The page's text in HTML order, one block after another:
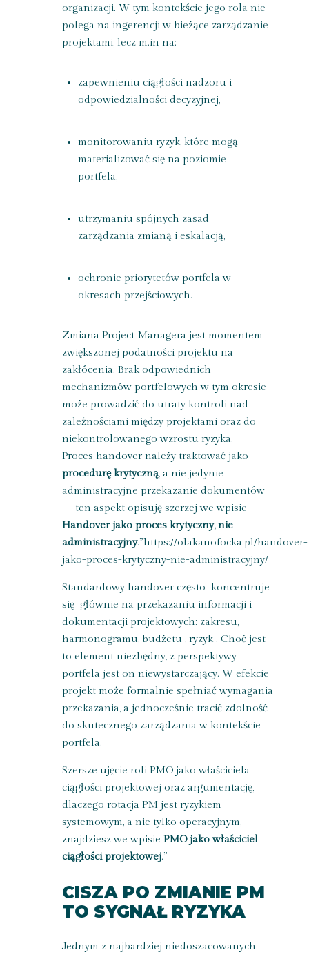
organizacji. W tym kontekście jego rola nie
polega na ingerencji w bieżące zarządzanie
projektami, lecz m.in na:
zapewnieniu ciągłości nadzoru i
odpowiedzialności decyzyjnej,
monitorowaniu ryzyk, które mogą
materializować się na poziomie
portfela,
utrzymaniu spójnych zasad
zarządzania zmianą i eskalacją,
ochronie priorytetów portfela w
okresach przejściowych.
Zmiana Project Managera jest momentem
zwiększonej podatności projektu na
zakłócenia. Brak odpowiednich
mechanizmów portfelowych w tym okresie
może prowadzić do utraty kontroli nad
zależnościami między projektami oraz do
niekontrolowanego wzrostu ryzyka.
Proces handover należy traktować jako
procedurę krytyczną, a nie jedynie
administracyjne przekazanie dokumentów
— ten aspekt opisuję szerzej we wpisie
Handover jako proces krytyczny, nie
administracyjny.”https://olakanofocka.pl/handover-
jako-proces-krytyczny-nie-administracyjny/
Standardowy handover często koncentruje
się głównie na przekazaniu informacji i
dokumentacji projektowych: zakresu,
harmonogramu, budżetu , ryzyk . Choć jest
to element niezbędny, z perspektywy
portfela jest on niewystarczający. W efekcie
projekt może formalnie spełniać wymagania
przekazania, a jednocześnie tracić zdolność
do skutecznego zarządzania w kontekście
portfela.
Szersze ujęcie roli PMO jako właściciela
ciągłości projektowej oraz argumentację,
dlaczego rotacja PM jest ryzykiem
systemowym, a nie tylko operacyjnym,
znajdziesz we wpisie PMO jako właściciel
ciągłości projektowej.”
CISZA PO ZMIANIE PM
TO SYGNAŁ RYZYKA
Jednym z najbardziej niedoszacowanych